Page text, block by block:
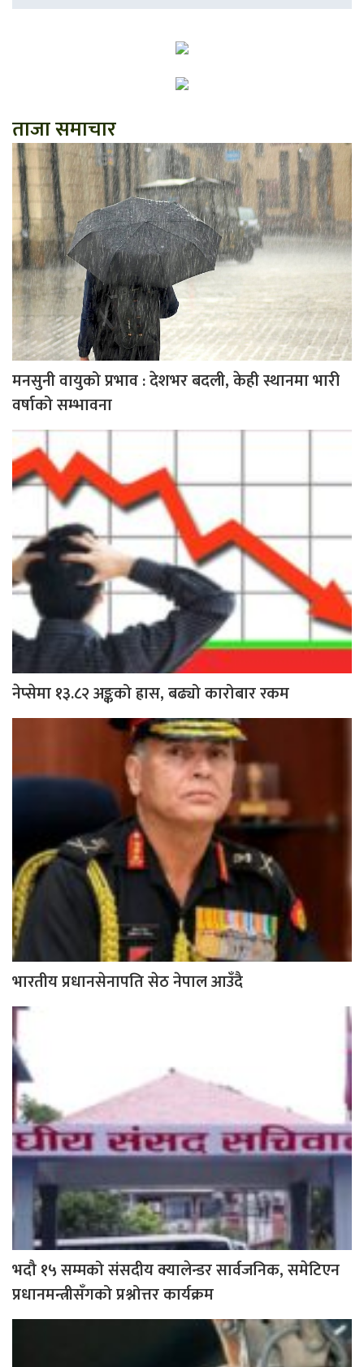
ताजा समाचार
मनसुनी वायुको प्रभाव : देशभर बदली, केही स्थानमा भारी
वर्षाको सम्भावना
नेप्सेमा १३.८२ अङ्कको ह्रास, बढ्यो कारोबार रकम
भारतीय प्रधानसेनापति सेठ नेपाल आउँदै
भदौ १५ सम्मको संसदीय क्यालेन्डर सार्वजनिक, समेटिएन
प्रधानमन्त्रीसँगको प्रश्नोत्तर कार्यक्रम